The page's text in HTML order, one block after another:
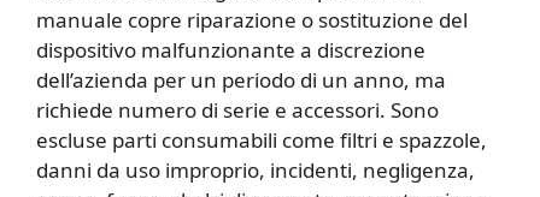
manuale copre riparazione o sostituzione del
dispositivo malfunzionante a discrezione
dell’azienda per un periodo di un anno, ma
richiede numero di serie e accessori. Sono
escluse parti consumabili come filtri e spazzole,
danni da uso improprio, incidenti, negligenza,